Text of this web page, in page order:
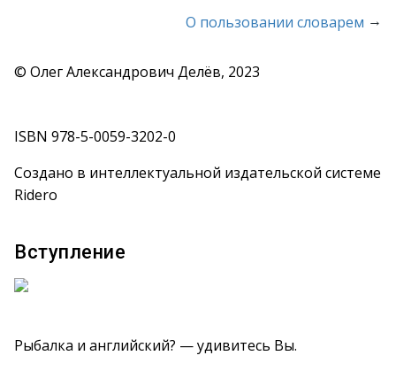
О пользовании словарем →
© Олег Александрович Делёв, 2023
ISBN 978-5-0059-3202-0
Создано в интеллектуальной издательской системе
Ridero
Вступление
Рыбалка и английский? — удивитесь Вы.